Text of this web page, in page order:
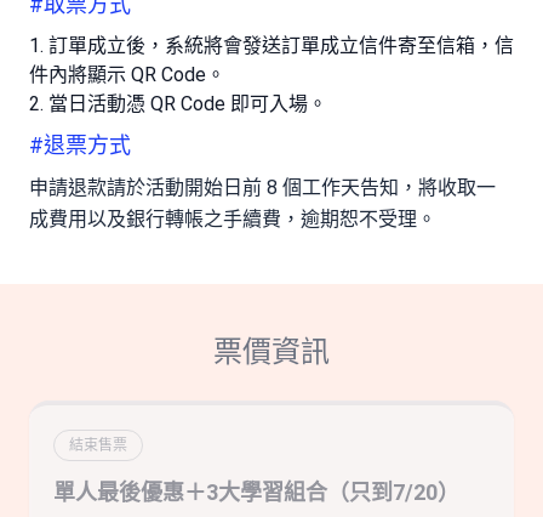
訂單成立後，系統將會發送訂單成立信件寄至信箱，信
件內將顯示 QR Code。
當日活動憑 QR Code 即可入場。
#退票方式
申請退款請於活動開始日前 8 個工作天告知，將收取一
成費用以及銀行轉帳之手續費，逾期恕不受理。
票價資訊
結束售票
單人最後優惠＋3大學習組合（只到7/20）